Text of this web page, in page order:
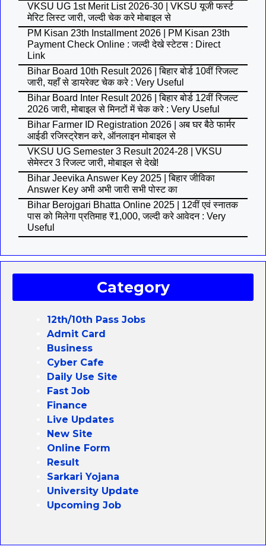
VKSU UG 1st Merit List 2026-30 | VKSU यूजी फर्स्ट
मेरिट लिस्ट जारी, जल्दी चेक करे मोबाइल से
PM Kisan 23th Installment 2026 | PM Kisan 23th
Payment Check Online : जल्दी देखे स्टेटस : Direct
Link
Bihar Board 10th Result 2026 | बिहार बोर्ड 10वीं रिजल्ट
जारी, यहाँ से डायरेक्ट चेक करे : Very Useful
Bihar Board Inter Result 2026 | बिहार बोर्ड 12वीं रिजल्ट
2026 जारी, मोबाइल से मिनटों में चेक करे : Very Useful
Bihar Farmer ID Registration 2026 | अब घर बैठे फार्मर
आईडी रजिस्ट्रेशन करे, ऑनलाइन मोबाइल से
VKSU UG Semester 3 Result 2024-28 | VKSU
सेमेस्टर 3 रिजल्ट जारी, मोबाइल से देखे!
Bihar Jeevika Answer Key 2025 | बिहार जीविका
Answer Key अभी अभी जारी सभी पोस्ट का
Bihar Berojgari Bhatta Online 2025 | 12वीं एवं स्नातक
पास को मिलेगा प्रतिमाह ₹1,000, जल्दी करे आवेदन : Very
Useful
Category
12th/10th Pass Jobs
Admit Card
Business
Cyber Cafe
Daily Use Site
Fast Job
Finance
Live Updates
New Site
Online Form
Result
Sarkari Yojana
University Update
Upcoming Job